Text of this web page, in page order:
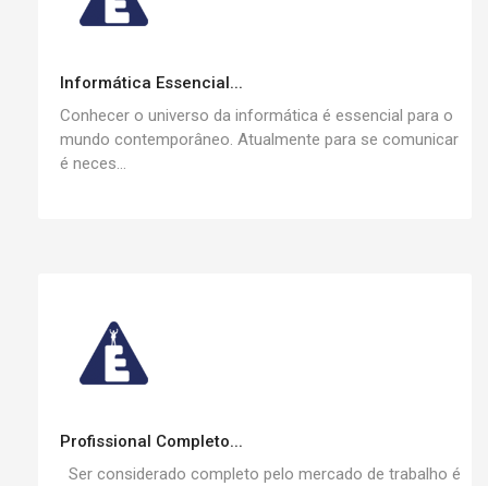
Informática Essencial...
Conhecer o universo da informática é essencial para o
mundo contemporâneo. Atualmente para se comunicar
é neces...
Profissional Completo...
Ser considerado completo pelo mercado de trabalho é